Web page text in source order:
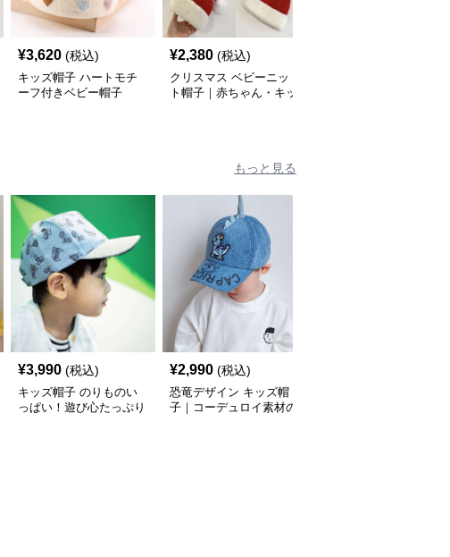
¥3,620 (税込)
キッズ帽子 ハートモチ
ーフ付きベビー帽子
¥2,380 (税込)
クリスマス ベビーニッ
ト帽子｜赤ちゃん・キッ
もっと見る
¥3,990 (税込)
キッズ帽子 のりものい
っぱい！遊び心たっぷり
¥2,990 (税込)
恐竜デザイン キッズ帽
子｜コーデュロイ素材の